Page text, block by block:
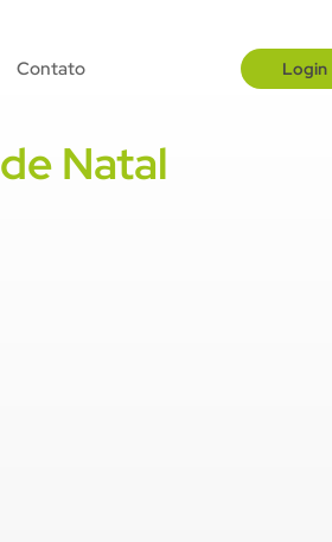
Contato Login
Natal